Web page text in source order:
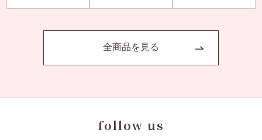
全商品を見る
follow us